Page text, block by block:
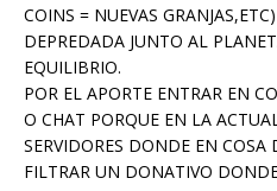
COINS = NUEVAS
DEPREDADA JUNTO AL
EQUILIBRIO.
POR EL APORTE ENTRAR EN
O CHAT PORQUE EN LA
SERVIDORES DONDE EN COSA
FILTRAR UN DONATIVO